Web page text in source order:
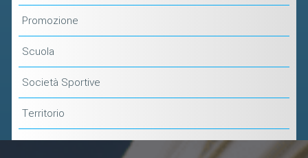
Promozione
Scuola
Società Sportive
Territorio